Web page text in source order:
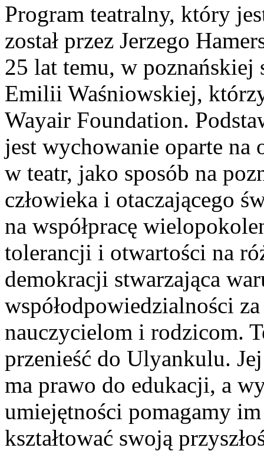
Program teatralny, który
został przez Jerzego
25 lat temu, w
Emilii Waśniowskiej,
Wayair Foundation.
jest wychowanie oparte na
w teatr, jako sposób na
człowieka i otaczającego
na współpracę
tolerancji i otwartości na
demokracji stwarzająca
współodpowiedzialności
nauczycielom i rodzicom.
przenieść do Ulyankulu.
ma prawo do edukacji, a
umiejętności pomagamy
kształtować swoją